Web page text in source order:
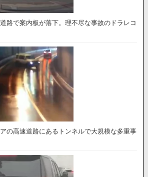
路で案内板が落下。理不尽な事故のドラレコ
アの高速道路にあるトンネルで大規模な多重事